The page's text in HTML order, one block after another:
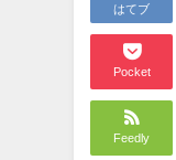
はてブ
Pocket
Feedly